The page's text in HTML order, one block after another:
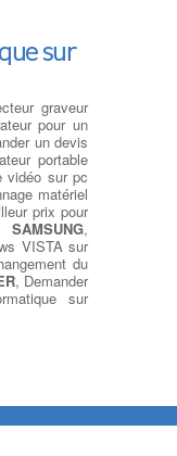
sur
graveur
pour un
un devis
portable
vidéo sur pc
matériel
prix pour
SAMSUNG,
VISTA sur
du
, Demander
sur